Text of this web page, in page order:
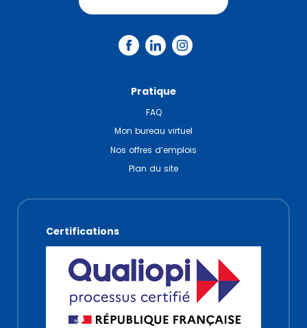
Pratique
FAQ
Mon bureau virtuel
Nos offres d’emplois
Plan du site
Certifications